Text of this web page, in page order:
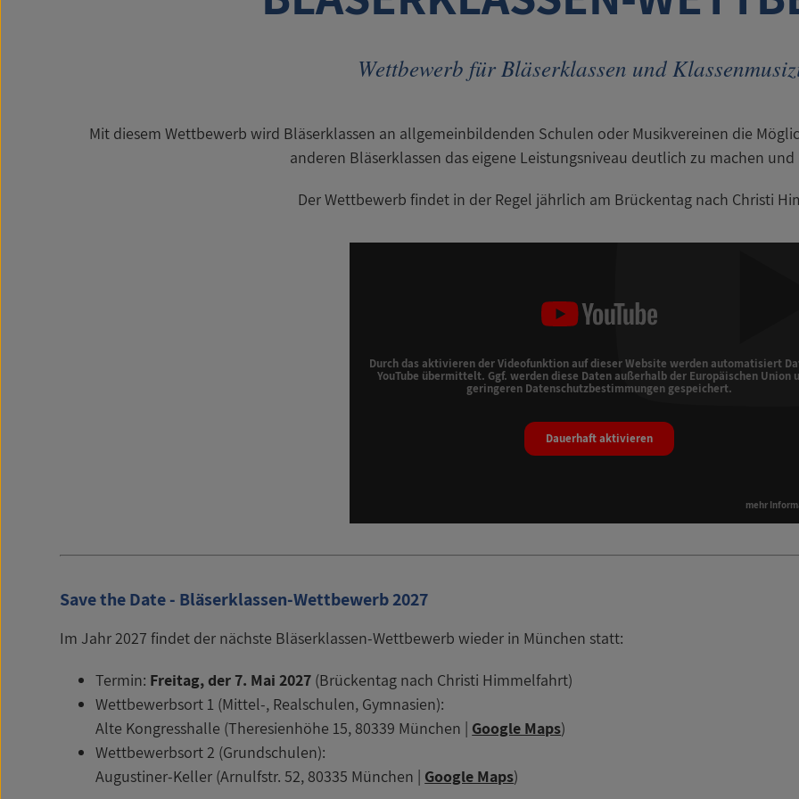
Wettbewerb für Bläserklassen und
Mit diesem Wettbewerb wird Bläserklassen an allgemeinbildenden Schulen oder Musikvereinen die
anderen Bläserklassen das eigene Leistungsniveau deutlich zu machen
Der Wettbewerb findet in der Regel jährlich am Brückentag nach Christi
Durch das aktivieren der Videofunktion auf dieser Website werden automatisiert
YouTube übermittelt. Ggf. werden diese Daten außerhalb der Europäischen Union
geringeren Datenschutzbestimmungen gespeichert.
Dauerhaft aktivieren
mehr
Save the Date - Bläserklassen-Wettbewerb 2027
Im Jahr 2027 findet der nächste Bläserklassen-Wettbewerb wieder in München statt:
Termin: Freitag, der 7. Mai 2027 (Brückentag nach Christi Himmelfahrt)
Wettbewerbsort 1 (Mittel-, Realschulen, Gymnasien):
Alte Kongresshalle (Theresienhöhe 15, 80339 München | Google Maps)
Wettbewerbsort 2 (Grundschulen):
Augustiner-Keller (Arnulfstr. 52, 80335 München | Google Maps)